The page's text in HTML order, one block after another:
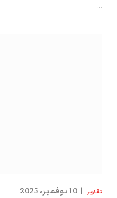
…
تقارير 10 نوفمبر، 2025